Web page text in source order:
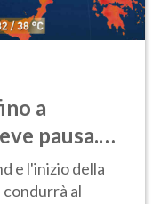
a
pausa.
e l'inizio della
condurrà al